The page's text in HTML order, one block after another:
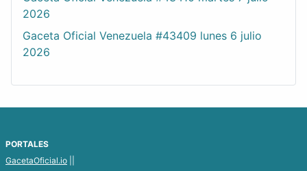
2026
Gaceta Oficial Venezuela #43409 lunes 6 julio
2026
PORTALES
GacetaOficial.io